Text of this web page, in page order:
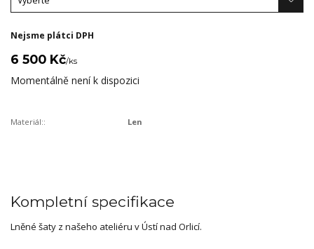
Nejsme plátci DPH
6 500 Kč/ks
Momentálně není k dispozici
Materiál:: Len
Kompletní specifikace
Lněné šaty z našeho ateliéru v Ústí nad Orlicí.